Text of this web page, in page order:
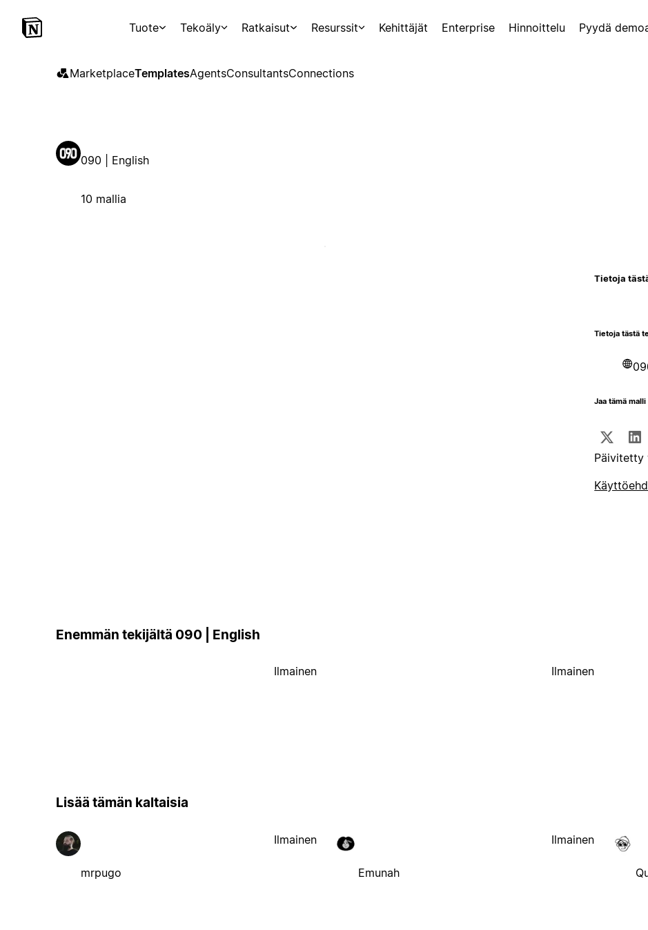
Tuote Tekoäly Ratkaisut Resurssit Kehittäjät Enterprise Hinnoittelu Pyydä
MarketplaceTemplatesAgentsConsultantsConnections
090 | English
10 mallia
Tietoja
Tietoja tästä
Jaa tämä malli
Päivitetty
Enemmän tekijältä 090 | English
Ilmainen Ilmainen
Lisää tämän kaltaisia
mrpugo
Ilmainen
Emunah
Ilmainen